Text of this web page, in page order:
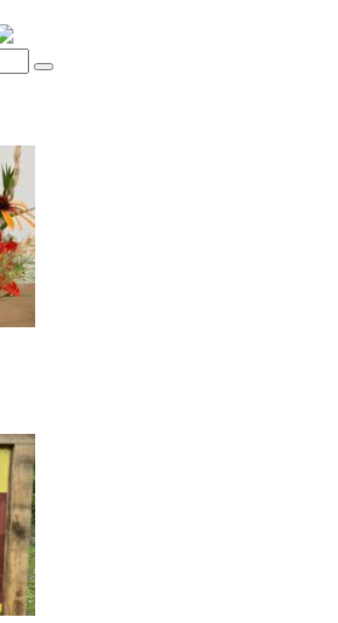
Search